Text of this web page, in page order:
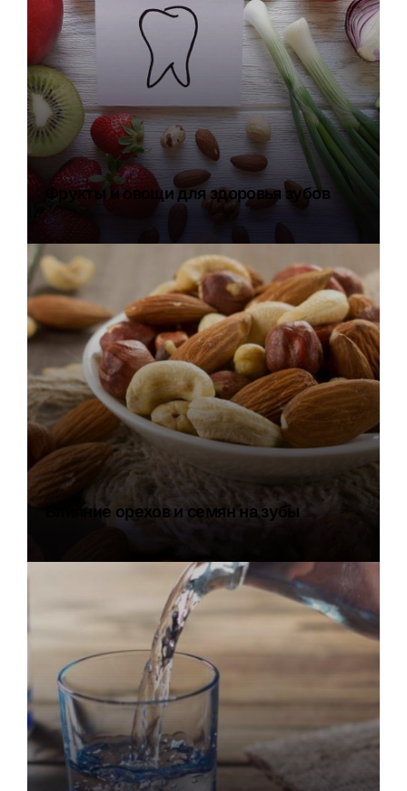
Фрукты и овощи для здоровья зубов
Влияние орехов и семян на зубы